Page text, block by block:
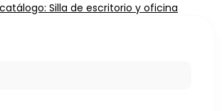
Silla de escritorio y oficina